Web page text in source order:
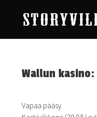
Wallun kasino:
Vapaa pääsy